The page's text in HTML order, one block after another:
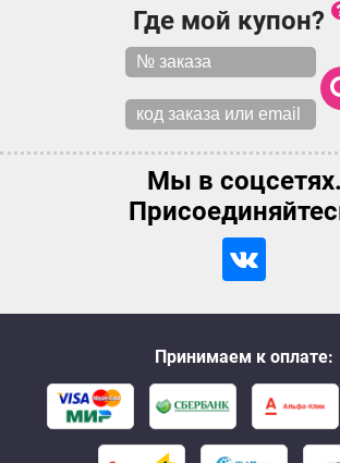
Где мой купон?
Мы в соцсетях.
Принимаем к оплате: